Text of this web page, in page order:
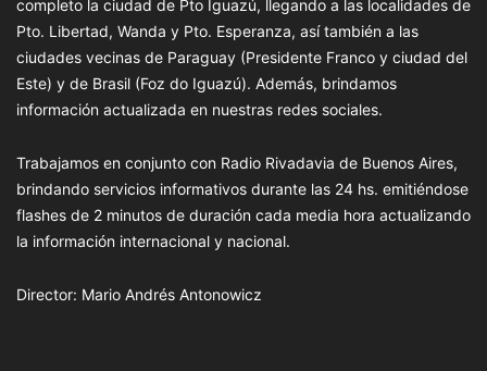
completo la ciudad de Pto Iguazú, llegando a las localidades de
Pto. Libertad, Wanda y Pto. Esperanza, así también a las
ciudades vecinas de Paraguay (Presidente Franco y ciudad del
Este) y de Brasil (Foz do Iguazú). Además, brindamos
información actualizada en nuestras redes sociales.
Trabajamos en conjunto con Radio Rivadavia de Buenos Aires,
brindando servicios informativos durante las 24 hs. emitiéndose
flashes de 2 minutos de duración cada media hora actualizando
la información internacional y nacional.
Director: Mario Andrés Antonowicz